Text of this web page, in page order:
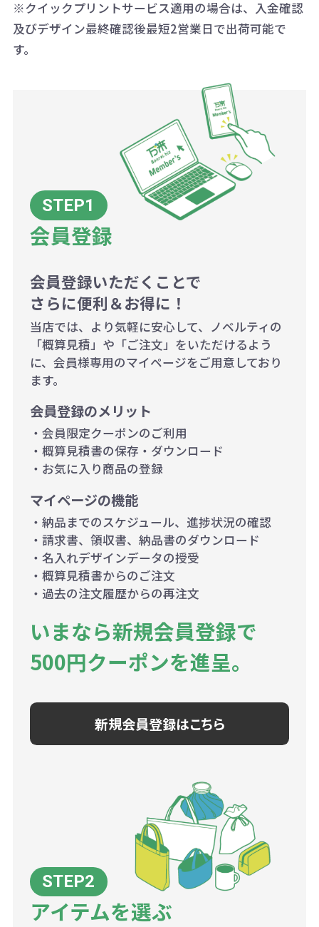
代の基本料金を一式頂戴する場合が
商品や印刷方法によって異なります
ので、予めご了承ください。
例：200個未満（1式：18,000円）
200個~499個の場合：42円（1個
当たり）
500個~999個の場合：35円（1個
1,000個以上：28円（1個当た
り）
※クイックプリントサービス適用の場合は、入金確認
及びデザイン最終確認後最短2営業日で出荷可能で
す。
会員登録
会員登録いただくことで
さらに便利＆お得に！
当店では、より気軽に安心して、ノベルティの
「概算見積」や「ご注文」をいただけるよう
に、会員様専用のマイページをご用意しており
ます。
会員登録のメリット
・会員限定クーポンのご利用
・概算見積書の保存・ダウンロード
・お気に入り商品の登録
マイページの機能
・納品までのスケジュール、進捗状況の確認
・請求書、領収書、納品書のダウンロード
・名入れデザインデータの授受
・概算見積書からのご注文
・過去の注文履歴からの再注文
いまなら新規会員登録で
500円クーポンを進呈。
新規会員登録はこちら
アイテムを選ぶ